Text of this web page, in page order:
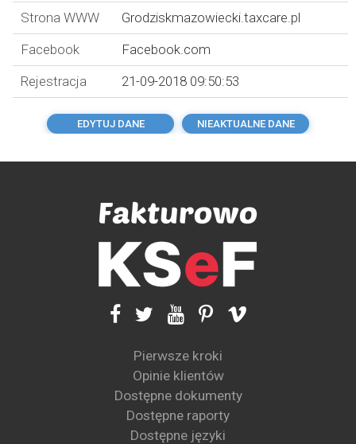
Strona WWW
Grodziskmazowiecki.taxcare.pl
Facebook
Facebook.com
Rejestracja
21-09-2018 09:50:53
EDYTUJ DANE NIEAKTUALNE DANE
Pierwsze kroki
Opinie klientów
Dostępne dokumenty
Dostępne raporty
Dostępne języki